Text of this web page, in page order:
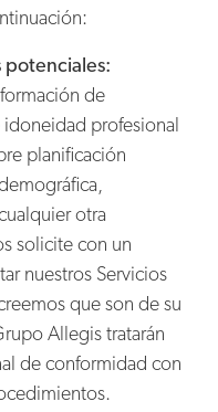
potenciales:
de
profesional
planificación
otra
solicite con un
nuestros Servicios
que son de su
Allegis tratarán
de conformidad con